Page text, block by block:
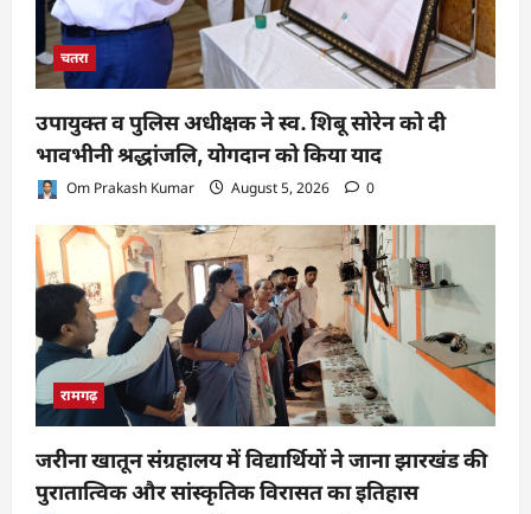
चतरा
उपायुक्त व पुलिस अधीक्षक ने स्व. शिबू सोरेन को दी
भावभीनी श्रद्धांजलि, योगदान को किया याद
Om Prakash Kumar August 5, 2026 0
रामगढ़
जरीना खातून संग्रहालय में विद्यार्थियों ने जाना झारखंड की
पुरातात्विक और सांस्कृतिक विरासत का इतिहास